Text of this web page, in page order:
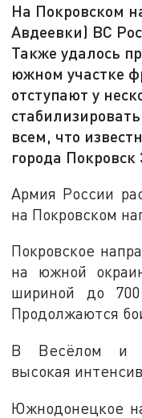
На Покровском
Авдеевки) ВС
Также удалось
южном участке
отступают у
всем, что
города
Армия России
на Покровском
Покровское
на южной
шириной до
Продолжаются
В Весёлом и
высокая
Южнодонецкое